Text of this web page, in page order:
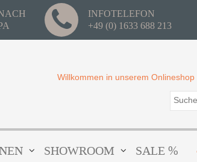
INFOTELEFON
+49 (0) 1633 688 213
Willkommen in unserem Onlineshop
SHOWROOM SALE %